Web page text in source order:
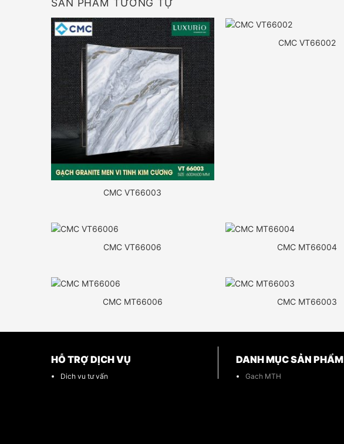
CMC VT66003
CMC VT66002
CMC VT66006 CMC MT66004
CMC MT66006 CMC MT66003
HỖ TRỢ DỊCH VỤ
Dịch vụ tư vấn
DANH MỤC SẢN PHẨM
Gạch MTH